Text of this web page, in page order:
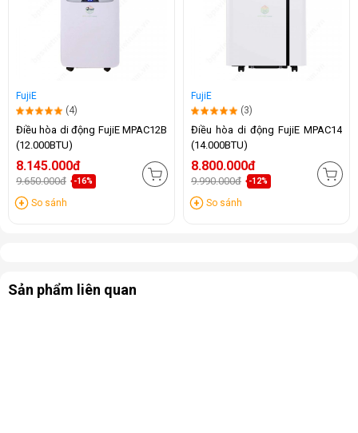
FujiE
(4)
Điều hòa di động FujiE MPAC12B
(12.000BTU)
8.145.000đ
9.650.000đ -16%
So sánh
FujiE
(3)
Điều hòa di động FujiE MPAC14
(14.000BTU)
8.800.000đ
9.990.000đ -12%
So sánh
Sản phẩm liên quan